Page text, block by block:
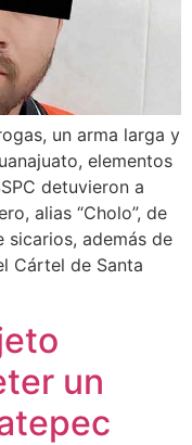
un arma larga y
elementos
detuvieron a
alias “Cholo”, de
además de
Cártel de Santa
un